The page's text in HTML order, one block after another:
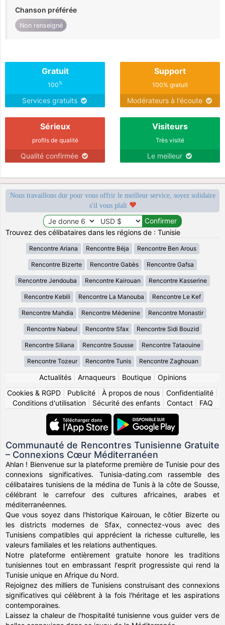
Chanson préférée
Non renseigné
Gratuit
100%
Services gratuits
Support
100% gratuit
Modérateurs à l'écoute
Sérieux
profils de qualité
Qualité confirmée
Visiteurs
Très visité
Le meilleur
Nous travaillons dur pour vous offrir le meilleur service, soyez solidaire
s'il vous plaît
Trouvez des célibataires dans les régions de : Tunisie
Rencontre Ariana Rencontre Béja Rencontre Ben Arous
Rencontre Bizerte Rencontre Gabès Rencontre Gafsa
Rencontre Jendouba Rencontre Kairouan Rencontre Kasserine
Rencontre Kebili Rencontre La Manouba Rencontre Le Kef
Rencontre Mahdia Rencontre Médenine Rencontre Monastir
Rencontre Nabeul Rencontre Sfax Rencontre Sidi Bouzid
Rencontre Siliana Rencontre Sousse Rencontre Tataouine
Rencontre Tozeur Rencontre Tunis Rencontre Zaghouan
Actualités| Arnaqueurs| Boutique| Opinions
Cookies & RGPD
Publicité À propos de nous Confidentialité
Conditions d'utilisation| Sécurité des enfants| Contact| FAQ
Communauté de Rencontres Tunisienne Gratuite
– Connexions Cœur Méditerranéen
Ahlan ! Bienvenue sur la plateforme première de Tunisie pour des
connexions significatives. Tunisia-dating.com rassemble des
célibataires tunisiens de la médina de Tunis à la côte de Sousse,
célébrant le carrefour des cultures africaines, arabes et
méditerranéennes.
Que vous soyez dans l'historique Kairouan, le côtier Bizerte ou
les districts modernes de Sfax, connectez-vous avec des
Tunisiens compatibles qui apprécient la richesse culturelle, les
valeurs familiales et les relations authentiques.
Notre plateforme entièrement gratuite honore les traditions
tunisiennes tout en embrassant l'esprit progressiste qui rend la
Tunisie unique en Afrique du Nord.
Rejoignez des milliers de Tunisiens construisant des connexions
significatives qui célèbrent à la fois l'héritage et les aspirations
contemporaines.
Laissez la chaleur de l'hospitalité tunisienne vous guider vers de